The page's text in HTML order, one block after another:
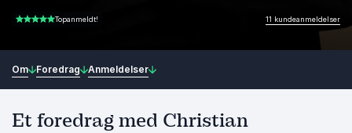
5.00 ud af 5Topanmeldt! 11 kundeanmeldelser
Om Foredrag Anmeldelser
Et foredrag med Christian